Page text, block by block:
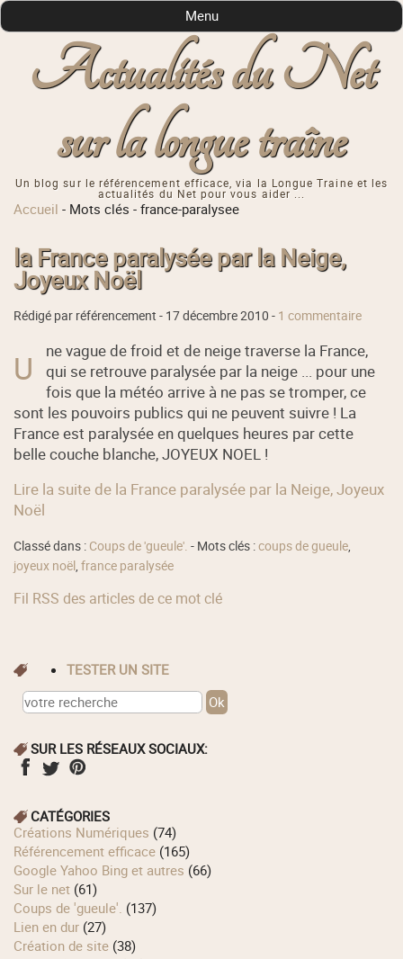
Actualités du Net
sur la longue traîne
Un blog sur le référencement efficace, via la Longue Traine et les
actualités du Net pour vous aider ...
Menu
Accueil - Mots clés -france-paralysee
la France paralysée par la Neige,
Joyeux Noël
Rédigé par référencement - 17 décembre 2010 - 1 commentaire
U
ne vague de froid et de neige traverse la France,
qui se retrouve paralysée par la neige ... pour une
fois que la météo arrive à ne pas se tromper, ce
sont les pouvoirs publics qui ne peuvent suivre ! La
France est paralysée en quelques heures par cette
belle couche blanche, JOYEUX NOEL !
Lire la suite de la France paralysée par la Neige, Joyeux
Noël
Classé dans : Coups de 'gueule'. - Mots clés :coups de gueule,
joyeux noël,france paralysée
Fil RSS des articles de ce mot clé
TESTER UN SITE
SUR LES RÉSEAUX SOCIAUX:
CATÉGORIES
Créations Numériques (74)
Référencement efficace (165)
Google Yahoo Bing et autres (66)
Sur le net (61)
Coups de 'gueule'. (137)
Lien en dur (27)
Création de site (38)